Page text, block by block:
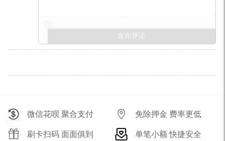
微信花呗 聚合支付 免除押金 费率更低
刷卡扫码 面面俱到 单笔小额 快捷安全